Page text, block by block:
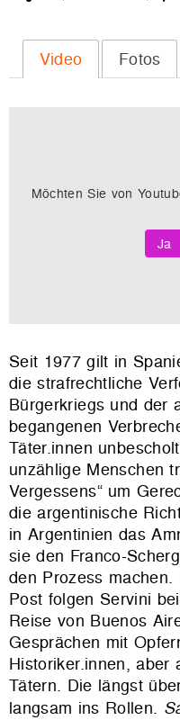
Video Fotos
Möchten Sie von
Ja
Seit 1977 gilt in
die strafrechtliche
Bürgerkriegs und der
begangenen
Täter.innen
unzählige Menschen
Vergessens“ um
die argentinische
in Argentinien das
sie den Franco-
den Prozess
Post folgen Servini
Reise von Buenos
Gesprächen mit
Historiker.innen, aber
Tätern. Die längst
langsam ins Rollen.